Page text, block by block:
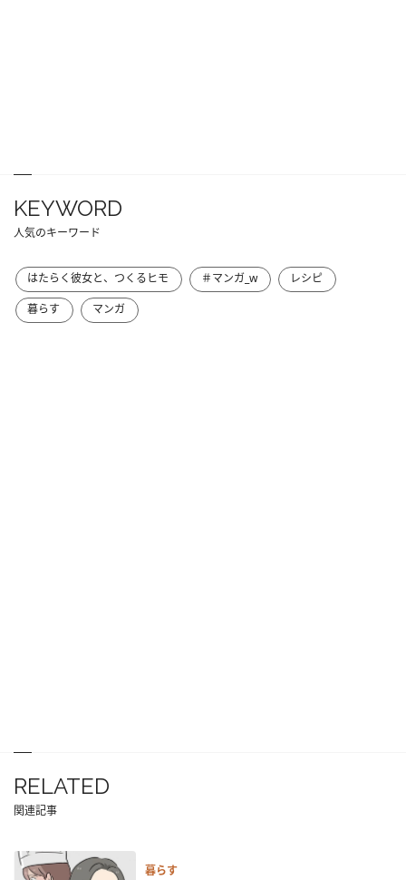
KEYWORD
人気のキーワード
はたらく彼女と、つくるヒモ ＃マンガ_w
レシピ
暮らす
マンガ
RELATED
関連記事
暮らす